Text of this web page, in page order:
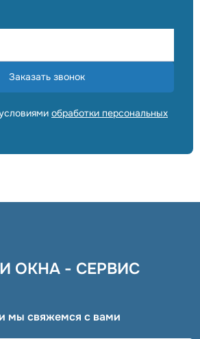
Заказать звонок
обработки персональных
ОКНА - СЕРВИС
мы свяжемся с вами